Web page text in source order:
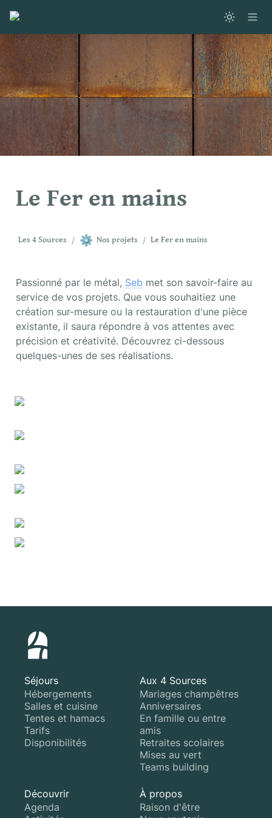
Le Fer en mains
Les 4 Sources / ⚙️ Nos projets / Le Fer en mains
Passionné par le métal, Seb met son savoir-faire au
service de vos projets. Que vous souhaitiez une
création sur-mesure ou la restauration d'une pièce
existante, il saura répondre à vos attentes avec
précision et créativité. Découvrez ci-dessous
quelques-unes de ses réalisations.
Séjours
Hébergements
Salles et cuisine
Tentes et hamacs
Tarifs
Disponibilités
Aux 4 Sources
Mariages champêtres
Anniversaires
En famille ou entre
amis
Retraites scolaires
Mises au vert
Teams building
Découvrir
Agenda
À propos
Raison d'être